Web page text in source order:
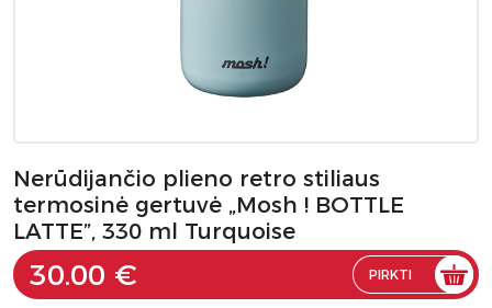
Nerūdijančio plieno retro stiliaus
termosinė gertuvė „Mosh ! BOTTLE
LATTE”, 330 ml Turquoise
30.00 € PIRKTI